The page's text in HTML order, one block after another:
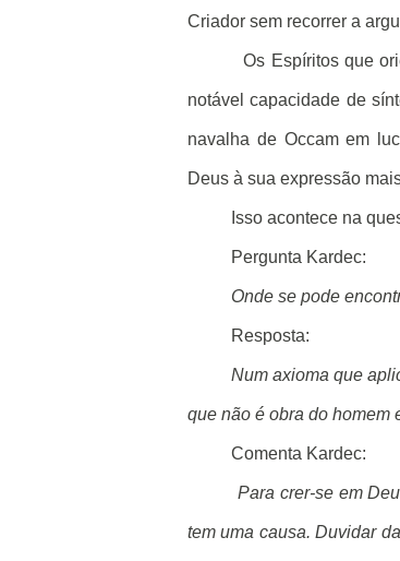
Criador sem recorrer a
Os Espíritos que
notável capacidade de
navalha de Occam em
Deus à sua expressão
Isso acontece na
Pergunta Kardec:
Onde se pode
Resposta:
Num axioma que
que não é obra do homem
Comenta Kardec:
Para crer-se em
tem uma causa. Duvidar